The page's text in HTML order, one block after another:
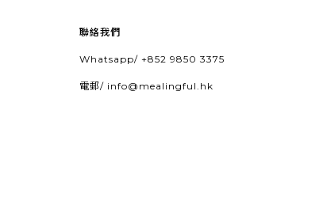
聯絡我們
Whatsapp/ +852 9850 3375
電郵/ info@mealingful.hk